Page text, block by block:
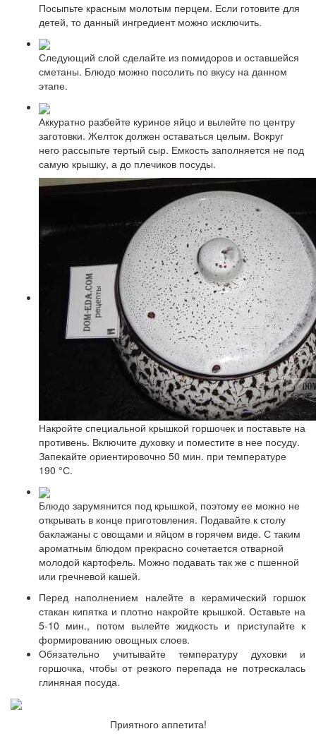
Посыпьте красным молотым перцем. Если готовите для
детей, то данный ингредиент можно исключить.
Следующий слой сделайте из помидоров и оставшейся
сметаны. Блюдо можно посолить по вкусу на данном
этапе.
Аккуратно разбейте куриное яйцо и вылейте по центру
заготовки. Желток должен оставаться целым. Вокруг
него рассыпьте тертый сыр. Емкость заполняется не под
самую крышку, а до плечиков посуды.
Накройте специальной крышкой горшочек и поставьте на
противень. Включите духовку и поместите в нее посуду.
Запекайте ориентировочно 50 мин. при температуре
190 °С.
Блюдо зарумянится под крышкой, поэтому ее можно не
открывать в конце приготовления. Подавайте к столу
баклажаны с овощами и яйцом в горячем виде. С таким
ароматным блюдом прекрасно сочетается отварной
молодой картофель. Можно подавать так же с пшенной
или гречневой кашей.
Перед наполнением налейте в керамический горшок
стакан кипятка и плотно накройте крышкой. Оставьте на
5-10 мин., потом вылейте жидкость и приступайте к
формированию овощных слоев.
Обязательно учитывайте температуру духовки и
горшочка, чтобы от резкого перепада не потрескалась
глиняная посуда.
Приятного аппетита!